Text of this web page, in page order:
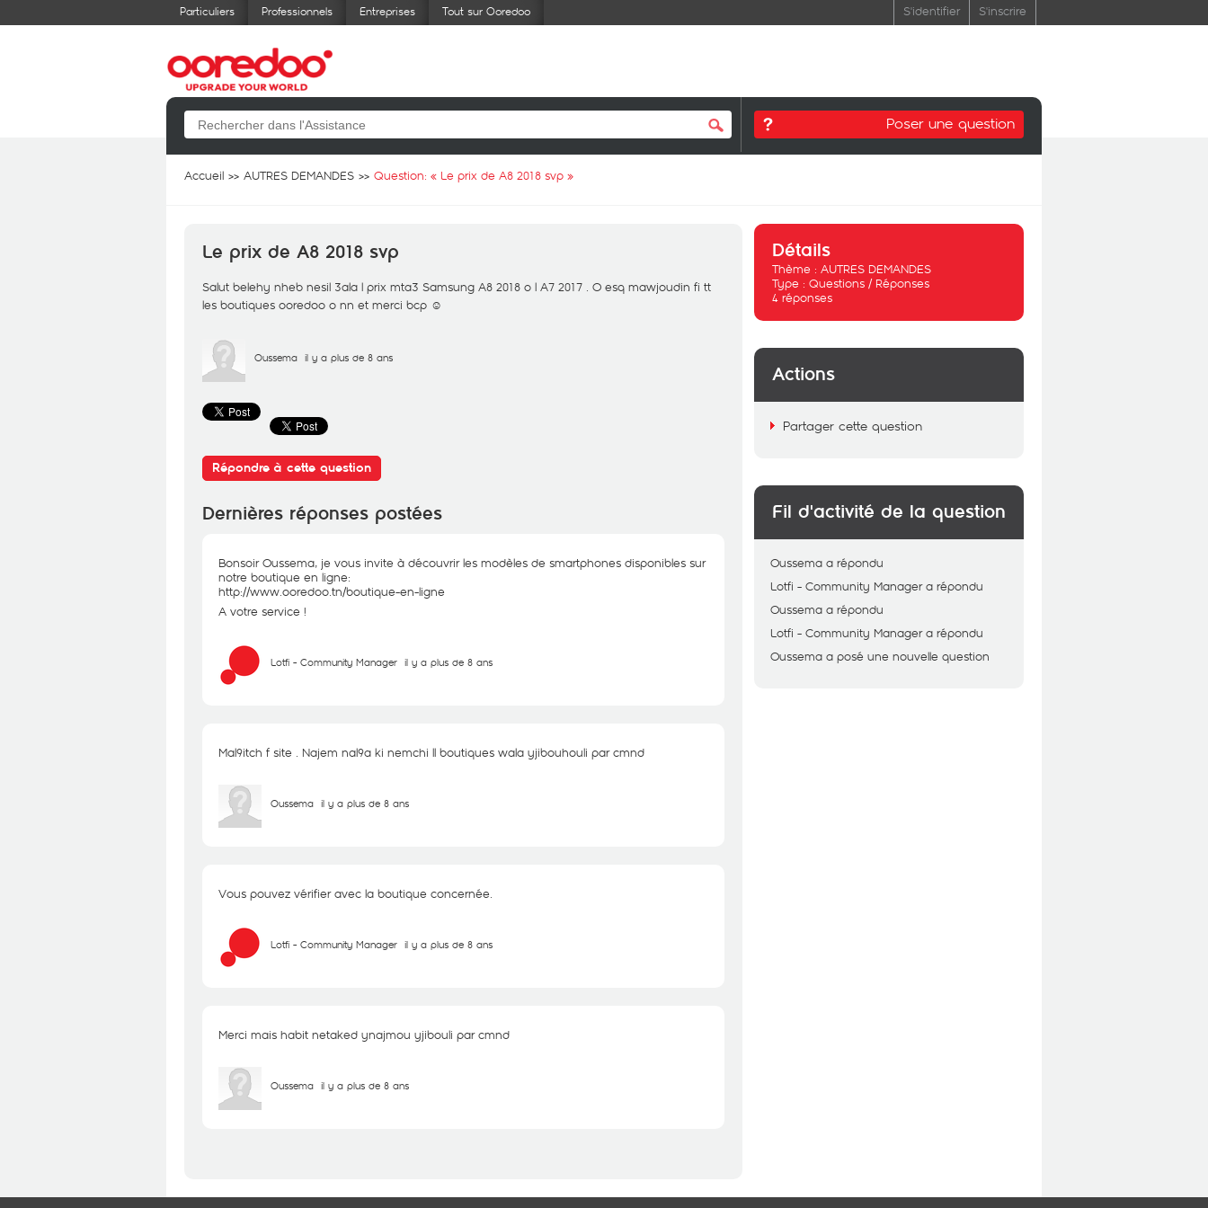
Particuliers Professionnels Entreprises Tout sur Ooredoo S'identifier S'inscrire
Poser une question
Accueil AUTRES DEMANDES Question: « Le prix de A8 2018 svp »
Le prix de A8 2018 svp
Salut belehy nheb nesil 3ala l prix mta3 Samsung A8 2018 o l A7 2017 . O esq mawjoudin fi tt
les boutiques ooredoo o nn et merci bcp ☺
Oussema il y a plus de 8 ans
Répondre à cette question
Dernières réponses postées
Bonsoir Oussema, je vous invite à découvrir les modèles de smartphones disponibles sur
notre boutique en ligne:
http://www.ooredoo.tn/boutique-en-ligne
A votre service !
Lotfi - Community Manager il y a plus de 8 ans
Mal9itch f site . Najem nal9a ki nemchi ll boutiques wala yjibouhouli par cmnd
Oussema il y a plus de 8 ans
Vous pouvez vérifier avec la boutique concernée.
Lotfi - Community Manager il y a plus de 8 ans
Merci mais habit netaked ynajmou yjibouli par cmnd
Oussema il y a plus de 8 ans
Détails
Thème : AUTRES DEMANDES
Type : Questions / Réponses
4 réponses
Actions
Partager cette question
Fil d'activité de la question
Oussema a répondu
Lotfi - Community Manager a répondu
Oussema a répondu
Lotfi - Community Manager a répondu
Oussema a posé une nouvelle question